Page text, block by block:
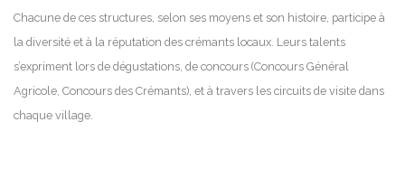
Chacune de ces structures, selon ses moyens et son histoire, participe à
la diversité et à la réputation des crémants locaux. Leurs talents
s’expriment lors de dégustations, de concours (Concours Général
Agricole, Concours des Crémants), et à travers les circuits de visite dans
chaque village.